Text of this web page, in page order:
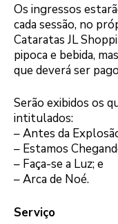
Os ingressos
cada sessão, no
Cataratas JL
pipoca e bebida,
que deverá ser
Serão exibidos os
intitulados:
– Antes da
– Estamos
– Faça-se a Luz; e
– Arca de Noé.
Serviço